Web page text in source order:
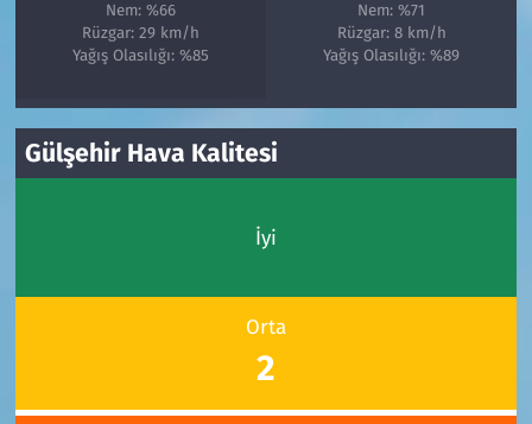
Nem: %66
Rüzgar: 29 km/h
Yağış Olasılığı: %85
Nem: %71
Rüzgar: 8 km/h
Yağış Olasılığı: %89
Gülşehir Hava Kalitesi
İyi
Orta
2